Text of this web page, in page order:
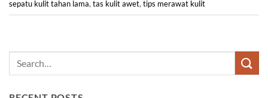
sepatu kulit tahan lama, tas kulit awet, tips merawat kulit